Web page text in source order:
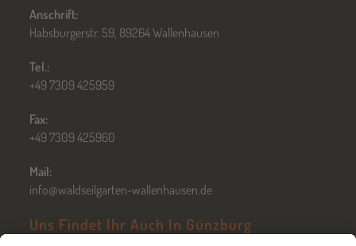
Anschrift:
Habsburgerstr. 59, 89264 Wallenhausen
Tel.:
+49 7309 425959
Fax:
+49 7309 425960
Mail:
info@waldseilgarten-wallenhausen.de
Uns Findet Ihr Auch In Günzburg